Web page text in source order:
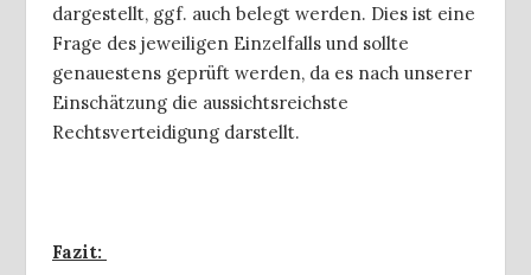
dargestellt, ggf. auch belegt werden. Dies ist eine
Frage des jeweiligen Einzelfalls und sollte
genauestens geprüft werden, da es nach unserer
Einschätzung die aussichtsreichste
Rechtsverteidigung darstellt.
Fazit: